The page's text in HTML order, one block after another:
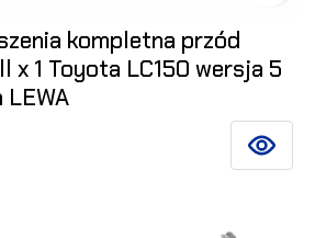
kompletna przód
x 1 Toyota LC150 wersja 5
SIEHE